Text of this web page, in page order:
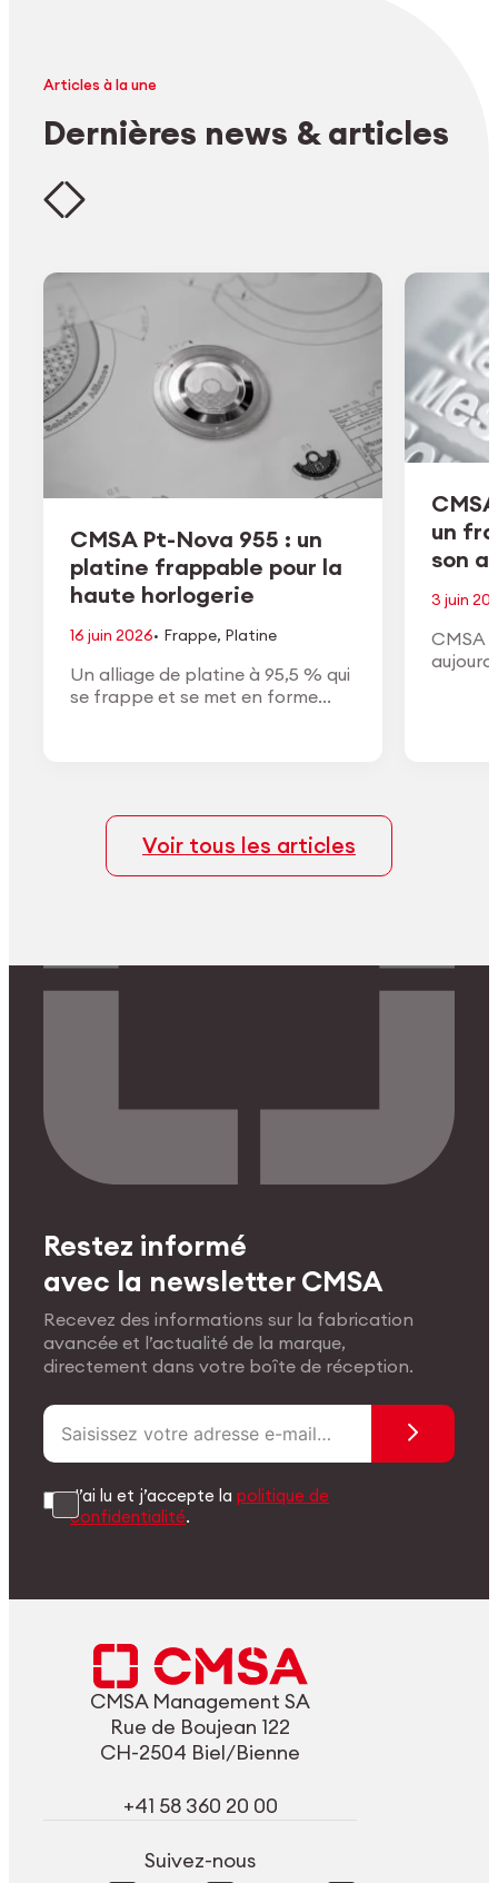
Articles à la une
Dernières news & articles
CMSA Pt-Nova 955 : un
platine frappable pour la
haute horlogerie
16 juin 2026· Frappe, Platine
Un alliage de platine à 95,5 % qui
se frappe et se met en forme
un
son
3 juin
CMSA
Voir tous les articles
Restez informé
avec la newsletter CMSA
Recevez des informations sur la fabrication
avancée et l’actualité de la marque,
directement dans votre boîte de réception.
J’ai lu et j’accepte lapolitique de
confidentialité.
CMSA Management SA
Rue de Boujean 122
CH-2504 Biel/Bienne
+41 58 360 20 00
Suivez-nous